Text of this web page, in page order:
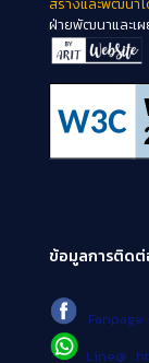
ฝ่ายพัฒนาและเ
ข้อมูลการติดต่
Fanpage
Line@ :